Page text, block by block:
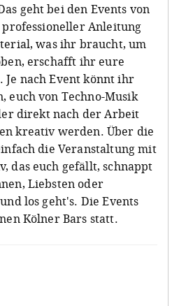
geht bei den Events von
Anleitung
was ihr braucht, um
erschafft ihr eure
Je nach Event könnt ihr
euch von Techno-Musik
direkt nach der Arbeit
kreativ werden. Über die
die Veranstaltung mit
das euch gefällt, schnappt
Liebsten oder
los geht's. Die Events
Kölner Bars statt.